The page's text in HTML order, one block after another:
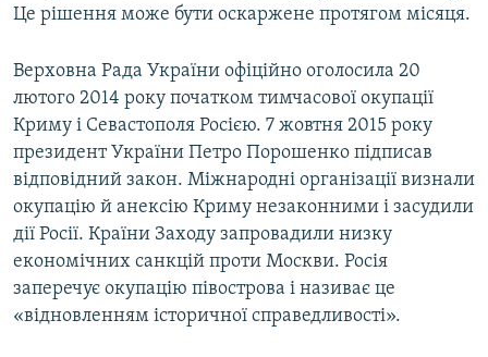
Це рішення може бути оскаржене протягом місяця.
Верховна Рада України офіційно оголосила 20
лютого 2014 року початком тимчасової окупації
Криму і Севастополя Росією. 7 жовтня 2015 року
президент України Петро Порошенко підписав
відповідний закон. Міжнародні організації визнали
окупацію й анексію Криму незаконними і засудили
дії Росії. Країни Заходу запровадили низку
економічних санкцій проти Москви. Росія
заперечує окупацію півострова і називає це
«відновленням історичної справедливості».